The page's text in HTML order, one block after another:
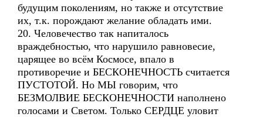
будущим поколениям, но также и отсутствие
их, т.к. порождают желание обладать ими.
20. Человечество так напиталось
враждебностью, что нарушило равновесие,
царящее во всём Космосе, впало в
противоречие и БЕСКОНЕЧНОСТЬ считается
ПУСТОТОЙ. Но МЫ говорим, что
БЕЗМОЛВИЕ БЕСКОНЕЧНОСТИ наполнено
голосами и Светом. Только СЕРДЦЕ уловит